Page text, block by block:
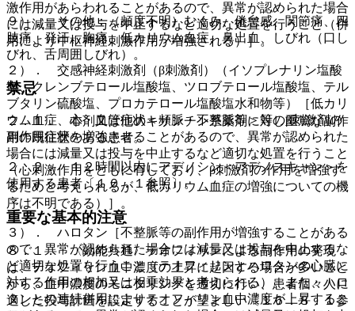
激作用があらわれることがあるので、異常が認められた場合
には減量又は投与を中止するなど適切な処置を行うこと（併
用により中枢神経刺激作用が増強される）］。
２）． 交感神経刺激剤（β刺激剤）（イソプレナリン塩酸
塩、クレンブテロール塩酸塩、ツロブテロール塩酸塩、テル
ブタリン硫酸塩、プロカテロール塩酸塩水和物等）［低カリ
ウム血症、心・血管症状＜頻脈・不整脈等＞等のβ刺激剤の
副作用症状を増強させることがあるので、異常が認められた
場合には減量又は投与を中止するなど適切な処置を行うこと
（心刺激作用をともに有しており、β刺激剤の作用を増強す
るためと考えられるが、低カリウム血症の増強についての機
序は不明である）］。
３）． ハロタン［不整脈等の副作用が増強することがある
ので、異常が認められた場合には減量又は投与を中止するな
ど適切な処置を行うこと（テオフィリンとハロタンの心臓に
対する作用の相加又は相乗効果と考えられる）。また、ハロ
タンとの連続併用によりテオフィリン血中濃度が上昇するこ
９）． その他：（頻度不明）むくみ、倦怠感、関節痛、四
肢痛、発汗、胸痛、低カリウム血症、鼻出血、しびれ（口し
びれ、舌周囲しびれ）。
禁忌
２．１． 本剤又は他のキサンチン系薬剤に対し重篤な副作
用の既往歴のある患者。
２．２． １２時間以内にアデノシン＜アデノスキャン＞を
使用する患者〔１０．１参照〕。
重要な基本的注意
８．１． 〈効能共通〉テオフィリンによる副作用の発現
は、テオフィリン血中濃度の上昇に起因する場合が多いこと
から、血中濃度のモニタリングを適切に行い、患者個々人に
適した投与計画を設定することが望ましい〔１６．８．１参